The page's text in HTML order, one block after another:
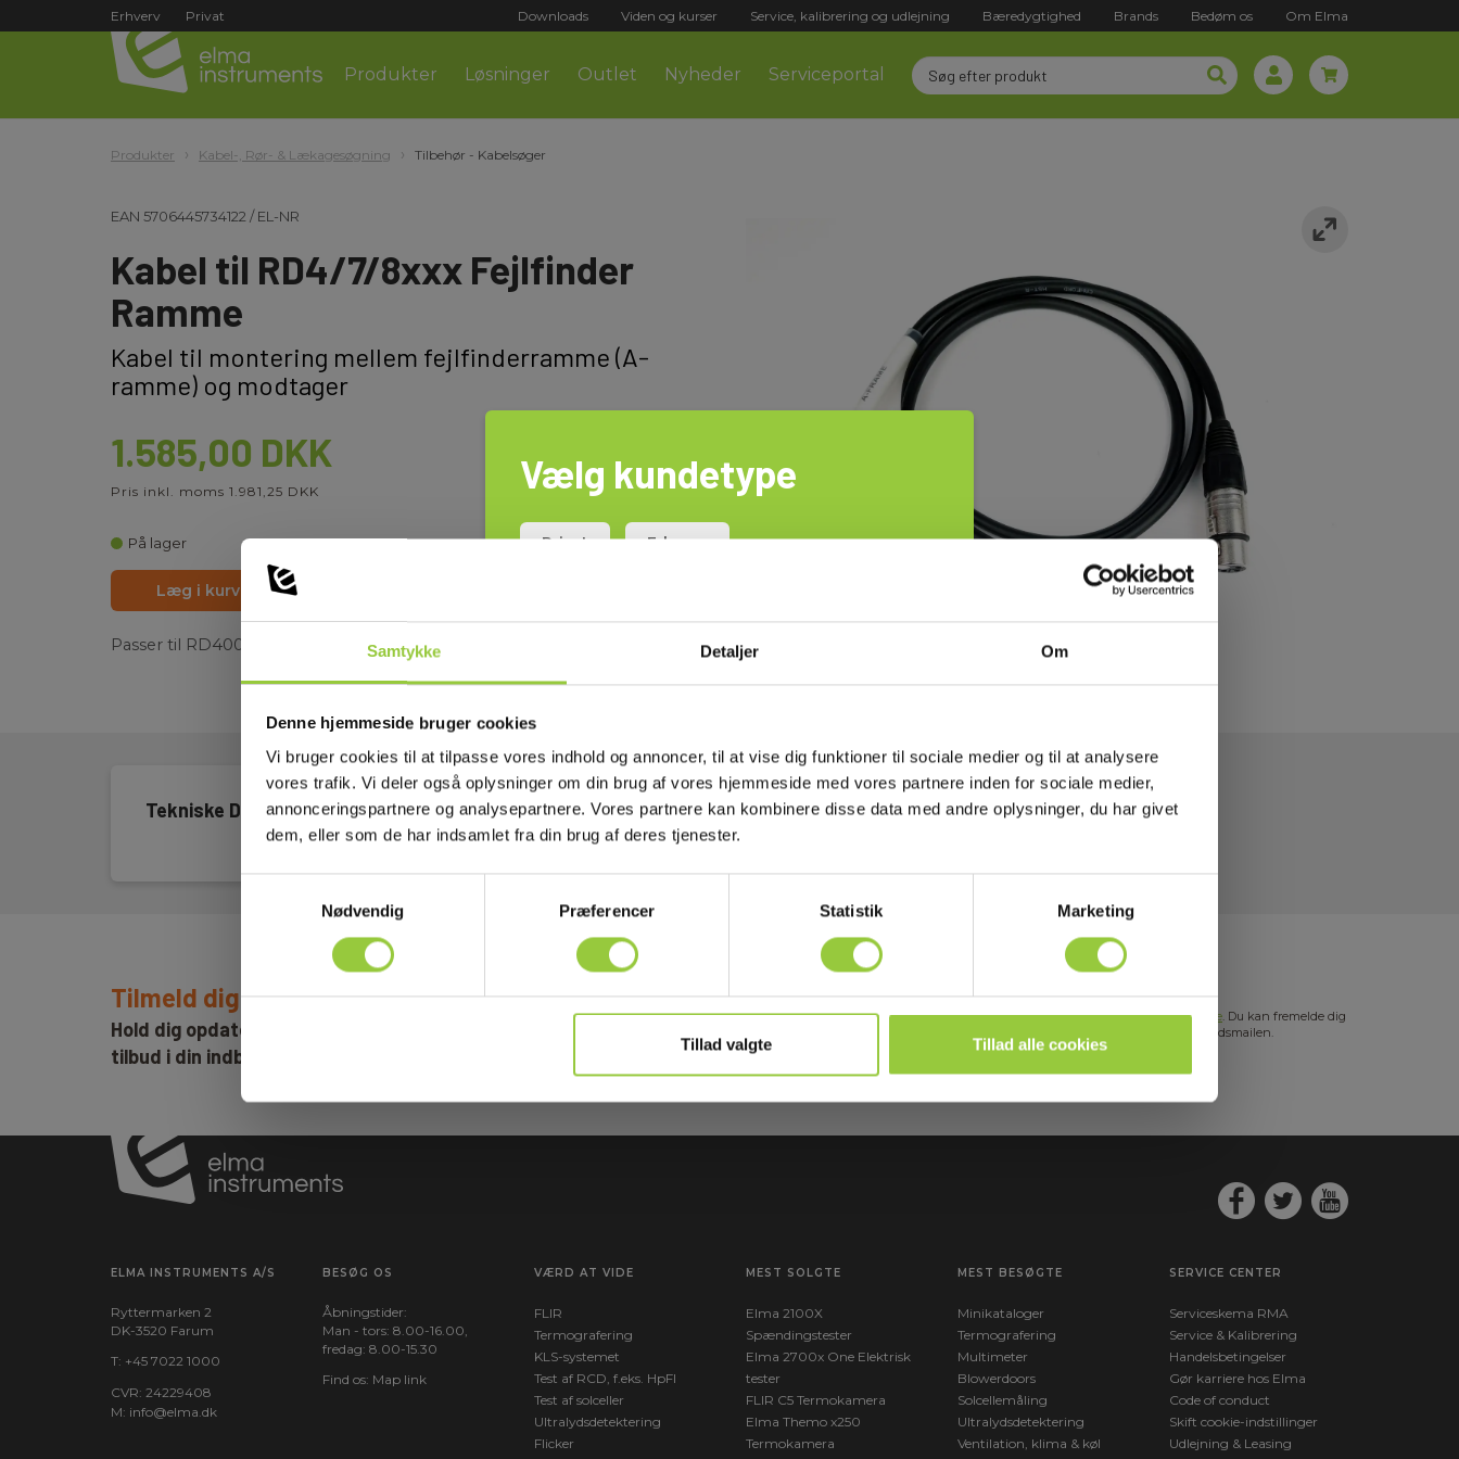
Samtykke Detaljer Om
Denne hjemmeside bruger cookies
Vi bruger cookies til at tilpasse vores indhold og annoncer, til at vise dig funktioner til sociale medier og til at analysere
vores trafik. Vi deler også oplysninger om din brug af vores hjemmeside med vores partnere inden for sociale medier,
annonceringspartnere og analysepartnere. Vores partnere kan kombinere disse data med andre oplysninger, du har givet
dem, eller som de har indsamlet fra din brug af deres tjenester.
Nødvendig
Præferencer Statistik Marketing
Tillad valgte Tillad alle cookies
Erhverv Privat Downloads Viden og kurser Service, kalibrering og udlejning Bæredygtighed Brands Bedøm os Om Elma
Produkter Løsninger Outlet Nyheder Serviceportal
Produkter Kabel-, Rør- & Lækagesøgning Tilbehør - Kabelsøger
EAN 5706445734122 /EL-NR
Kabel til RD4/7/8xxx Fejlfinder
Ramme
Kabel til montering mellem fejlfinderramme (A-
ramme) og modtager
1.585,00 DKK
Pris inkl. moms 1.981,25 DKK
På lager
Læg i kurv
Passer til RD4000PDL, RD7xxxPL, RD7200, RD8xxxPDL og RD8200.
Tekniske Data
Tilmeld dig E-News!
Hold dig opdateret og få vores fantastiske
tilbud i din indbakke
Læs mere i voresGDPR Persondatabeskyttelse. Du kan fremelde dig
nyhedsbrevet når som helst via et link i nyhedsmailen.
ELMA INSTRUMENTS A/S
Ryttermarken 2
DK-3520 Farum
T: +45 7022 1000
CVR: 24229408
M: info@elma.dk
BESØG OS
Åbningstider:
Man - tors: 8.00-16.00,
fredag: 8.00-15.30
Find os: Map link
VÆRD AT VIDE
FLIR
Termografering
KLS-systemet
Test af RCD, f.eks. HpFI
Test af solceller
Ultralydsdetektering
Flicker
MEST SOLGTE
Elma 2100X
Spændingstester
Elma 2700x One Elektrisk
tester
FLIR C5 Termokamera
Elma Themo x250
Termokamera
MEST BESØGTE
Minikataloger
Termografering
Multimeter
Blowerdoors
Solcellemåling
Ultralydsdetektering
Ventilation, klima & køl
SERVICE CENTER
Serviceskema RMA
Service & Kalibrering
Handelsbetingelser
Gør karriere hos Elma
Code of conduct
Skift cookie-indstillinger
Udlejning & Leasing
Vælg kundetype
Privat Erhverv